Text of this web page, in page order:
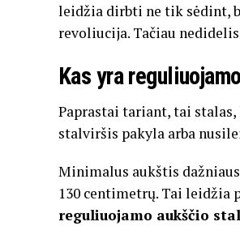
leidžia dirbti ne tik sėdint,
revoliucija. Tačiau nedidelis
Kas yrareguliuojamo
Paprastai tariant,tai stalas,
stalviršis pakyla arba
Minimalus aukštis
130 centimetrų. Tai leidžia
reguliuojamo aukščio